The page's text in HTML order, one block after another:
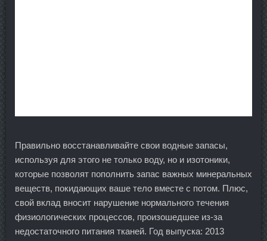
Правильно восстанавливайте свои водные запасы,
используя для этого не только воду, но и изотоники,
которые позволят пополнить запас важных минеральных
веществ, покидающих ваше тело вместе с потом. Плюс,
свой вклад вносит нарушение нормального течения
физиологических процессов, произошедшее из-за
недостаточного питания тканей. Год выпуска: 2013